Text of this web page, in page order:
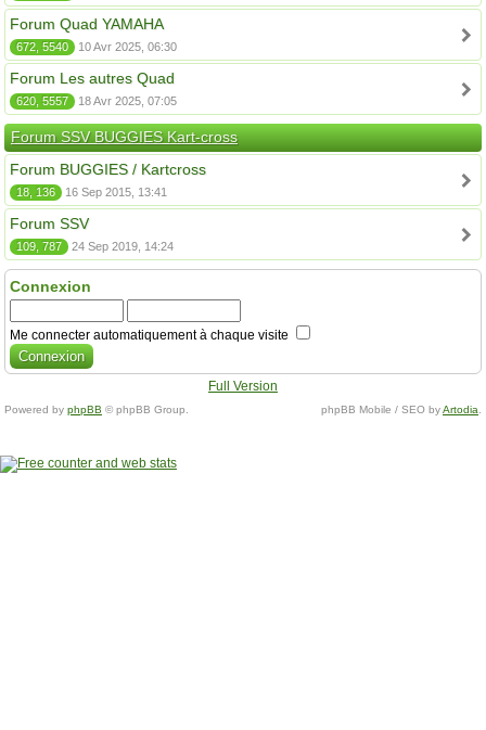
Forum Quad YAMAHA
672, 5540 10 Avr 2025, 06:30
Forum Les autres Quad
620, 5557 18 Avr 2025, 07:05
Forum SSV BUGGIES Kart-cross
Forum BUGGIES / Kartcross
18, 136 16 Sep 2015, 13:41
Forum SSV
109, 787 24 Sep 2019, 14:24
Connexion
Me connecter automatiquement à chaque visite
Full Version
Powered by phpBB © phpBB Group. phpBB Mobile / SEO byArtodia